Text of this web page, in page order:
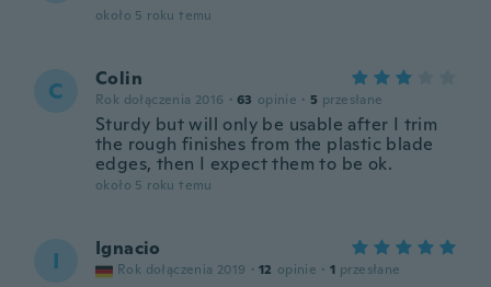
około 5 roku temu
C Colin
Rok dołączenia 2016 · 63 opinie · 5 przesłane
Sturdy but will only be usable after I trim
the rough finishes from the plastic blade
edges, then I expect them to be ok.
około 5 roku temu
I Ignacio
Rok dołączenia 2019 · 12 opinie · 1 przesłane